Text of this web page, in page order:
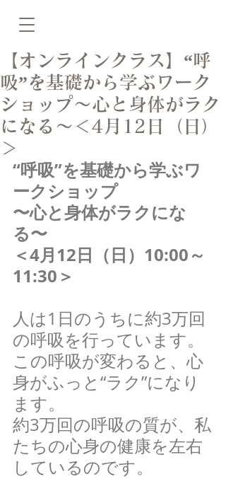
【オンラインクラス】“呼
吸”を基礎から学ぶワーク
ショップ〜心と身体がラク
になる〜＜4月12日（日）
＞
“呼吸”を基礎から学ぶワ
ークショップ
〜心と身体がラクにな
る〜
＜4月12日（日）10:00～
11:30＞
人は1日のうちに約3万回
の呼吸を行っています。
この呼吸が変わると、心
身がふっと“ラク”になり
ます。
約3万回の呼吸の質が、私
たちの心身の健康を左右
しているのです。